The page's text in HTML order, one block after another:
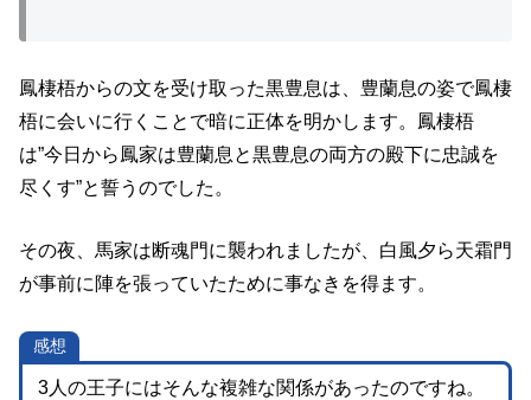
鳳棲梧からの文を受け取った黒豊息は、豊蘭息の姿で鳳棲
梧に会いに行くことで暗に正体を明かします。鳳棲梧
は”今日から鳳家は豊蘭息と黒豊息の両方の殿下に忠誠を
尽くす”と誓うのでした。
その夜、馬家は断魂門に襲われましたが、白風夕ら天霜門
が事前に陣を張っていたために事なきを得ます。
感想
3人の王子にはそんな複雑な関係があったのですね。